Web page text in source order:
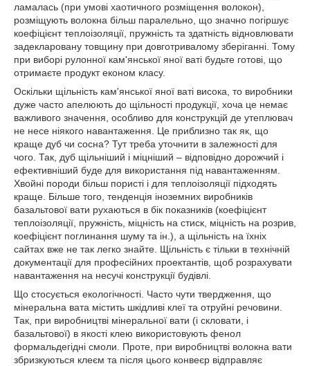
ламалась (при умові хаотичного розміщення волокон),
розміщують волокна більш паралельно, що значно погіршує
коефіцієнт теплоізоляції, пружність та здатність відновлювати
задекларовану товщину при довготривалому зберіганні. Тому
при виборі рулонної кам'янської яної ваті будьте готові, що
отримаєте продукт економ класу.
Оскільки щільність кам'янської яної ваті висока, то виробники
дуже часто апелюють до щільності продукції, хоча це немає
важливого значення, особливо для конструкцій де утеплювач
не несе ніякого навантаження. Це приблизно так як, що
краще дуб чи сосна? Тут треба уточнити в залежності для
чого. Так, дуб щільніший і міцніший – відповідно дорожчий і
ефективніший буде для використання під навантаженням.
Хвойні породи більш пористі і для теплоізоляції підходять
краще. Більше того, тенденція іноземних виробників
базальтової вати рухаються в бік показників (коефіцієнт
теплоізоляції, пружність, міцність на стиск, міцність на розрив,
коефіцієнт поглинання шуму та ін.), а щільність на їхніх
сайтах вже не так легко знайте. Щільність є тільки в технічній
документації для професійних проектантів, щоб розрахувати
навантаження на несучі конструкції будівлі.
Що стосується екологічності. Часто чути твердження, що
мінеральна вата містить шкідливі клеї та отруйні речовини.
Так, при виробництві мінеральної вати (і скловати, і
базальтової) в якості клею використовують фенол
формальдегідні смоли. Проте, при виробництві волокна вати
збризкуються клеєм та після цього конвеєр відправляє